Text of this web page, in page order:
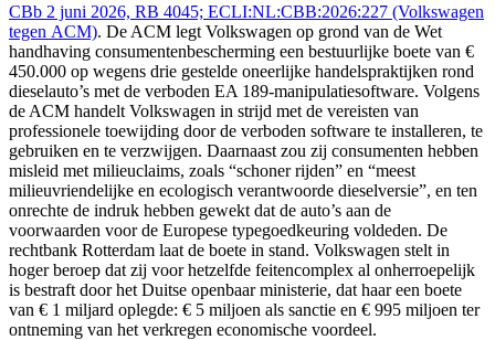
CBb 2 juni 2026, RB 4045; ECLI:NL:CBB:2026:227 (Volkswagen
tegen ACM). De ACM legt Volkswagen op grond van de Wet
handhaving consumentenbescherming een bestuurlijke boete van €
450.000 op wegens drie gestelde oneerlijke handelspraktijken rond
dieselauto’s met de verboden EA 189-manipulatiesoftware. Volgens
de ACM handelt Volkswagen in strijd met de vereisten van
professionele toewijding door de verboden software te installeren, te
gebruiken en te verzwijgen. Daarnaast zou zij consumenten hebben
misleid met milieuclaims, zoals “schoner rijden” en “meest
milieuvriendelijke en ecologisch verantwoorde dieselversie”, en ten
onrechte de indruk hebben gewekt dat de auto’s aan de
voorwaarden voor de Europese typegoedkeuring voldeden. De
rechtbank Rotterdam laat de boete in stand. Volkswagen stelt in
hoger beroep dat zij voor hetzelfde feitencomplex al onherroepelijk
is bestraft door het Duitse openbaar ministerie, dat haar een boete
van € 1 miljard oplegde: € 5 miljoen als sanctie en € 995 miljoen ter
ontneming van het verkregen economische voordeel.